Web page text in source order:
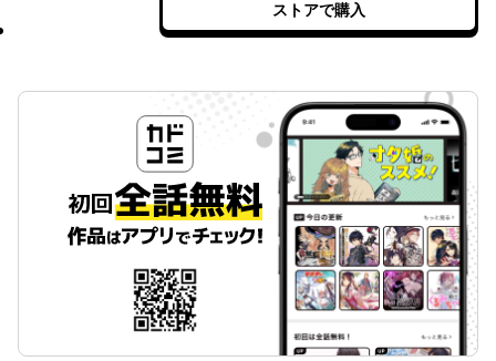
ストアで購入